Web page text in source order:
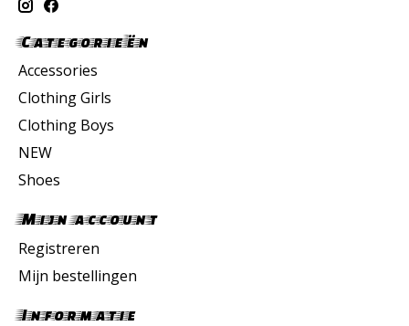
Categorieën
Accessories
Clothing Girls
Clothing Boys
NEW
Shoes
Mijn account
Registreren
Mijn bestellingen
Informatie